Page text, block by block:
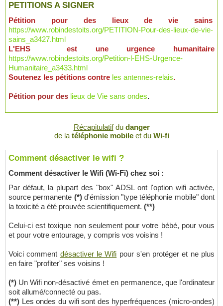
PETITIONS A SIGNER
Pétition pour des lieux de vie sains
https://www.robindestoits.org/PETITION-Pour-des-lieux-de-vie-
sains_a3427.html
L'EHS est une urgence humanitaire
https://www.robindestoits.org/Petition-l-EHS-Urgence-
Humanitaire_a3433.html
Soutenez les pétitions contre les antennes-relais.
Pétition pour des lieux de Vie sans ondes.
Récapitulatifdu danger
de la téléphonie mobileet du Wi-fi
Comment désactiver le wifi ?
Comment désactiver le Wifi (Wi-Fi) chez soi :
Par défaut, la plupart des "box" ADSL ont l'option wifi activée,
source permanente (*)d'émission "type téléphonie mobile" dont
la toxicité a été prouvée scientifiquement. (**)
Celui-ci est toxique non seulement pour votre bébé, pour vous
et pour votre entourage, y compris vos voisins !
Voici comment désactiver le Wifi pour s'en protéger et ne plus
en faire "profiter" ses voisins !
(*) Un Wifi non-désactivé émet en permanence, que l'ordinateur
soit allumé/connecté ou pas.
(**) Les ondes du wifi sont des hyperfréquences (micro-ondes)